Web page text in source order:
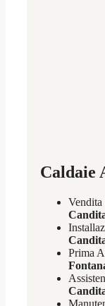
Caldaie
Vendita
Prima